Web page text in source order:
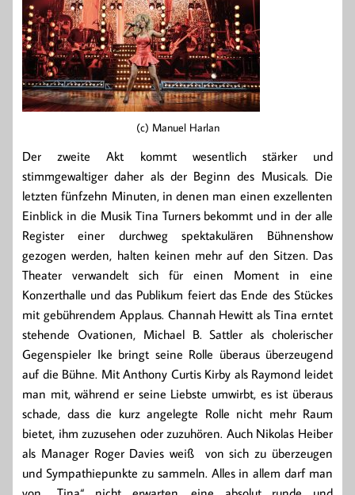
(c) Manuel Harlan
Der zweite Akt kommt wesentlich stärker und
stimmgewaltiger daher als der Beginn des Musicals. Die
letzten fünfzehn Minuten, in denen man einen exzellenten
Einblick in die Musik Tina Turners bekommt und in der alle
Register einer durchweg spektakulären Bühnenshow
gezogen werden, halten keinen mehr auf den Sitzen. Das
Theater verwandelt sich für einen Moment in eine
Konzerthalle und das Publikum feiert das Ende des Stückes
mit gebührendem Applaus. Channah Hewitt als Tina erntet
stehende Ovationen, Michael B. Sattler als cholerischer
Gegenspieler Ike bringt seine Rolle überaus überzeugend
auf die Bühne. Mit Anthony Curtis Kirby als Raymond leidet
man mit, während er seine Liebste umwirbt, es ist überaus
schade, dass die kurz angelegte Rolle nicht mehr Raum
bietet, ihm zuzusehen oder zuzuhören. Auch Nikolas Heiber
als Manager Roger Davies weiß von sich zu überzeugen
und Sympathiepunkte zu sammeln. Alles in allem darf man